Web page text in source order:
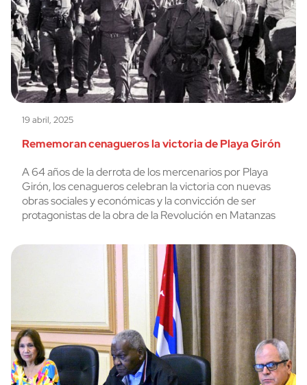
19 abril, 2025
Rememoran cenagueros la victoria de Playa Girón
A 64 años de la derrota de los mercenarios por Playa
Girón, los cenagueros celebran la victoria con nuevas
obras sociales y económicas y la convicción de ser
protagonistas de la obra de la Revolución en Matanzas